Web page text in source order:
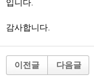
입니다.
감사합니다.
이전글 다음글